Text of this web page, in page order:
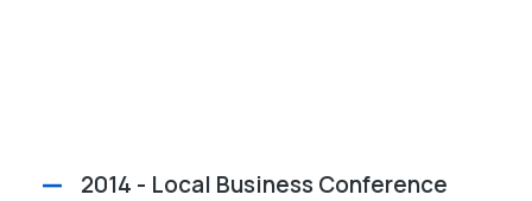
2014 - Local Business Conference